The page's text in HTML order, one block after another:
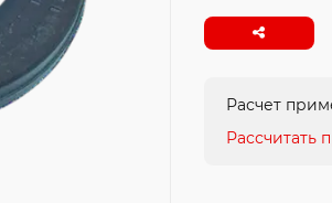
Расчет
Рассчитать